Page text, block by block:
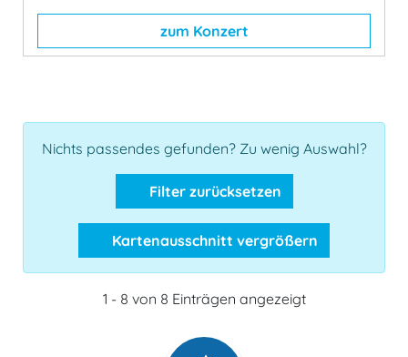
zum Konzert
Nichts passendes gefunden? Zu wenig Auswahl?
Filter zurücksetzen
Kartenausschnitt vergrößern
1 - 8 von 8 Einträgen angezeigt